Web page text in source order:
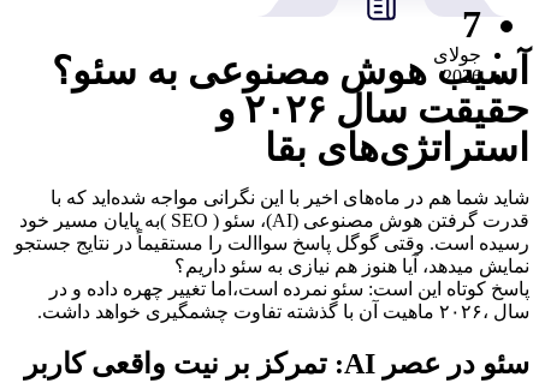
7
جولای
2026
آسیب هوش مصنوعی به سئو؟
حقیقت سال ۲۰۲۶ و
استراتژی‌های بقا
شاید شما هم در ماه‌های اخیر با این نگرانی مواجه شده‌اید که با
قدرت گرفتن هوش مصنوعی (AI)، سئو ( SEO )به پایان مسیر خود
رسیده است. وقتی گوگل پاسخ سواالت را مستقیماً در نتایج جستجو
نمایش میدهد، آیا هنوز هم نیازی به سئو داریم؟
پاسخ کوتاه این است: سئو نمرده است،اما تغییر چهره داده و در
سال ،۲۰۲۶ ماهیت آن با گذشته تفاوت چشمگیری خواهد داشت.
سئو در عصر AI: تمرکز بر نیت واقعی کاربر